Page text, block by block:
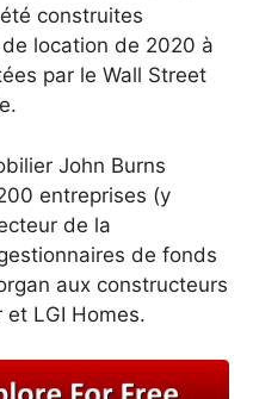
construites
location de 2020 à
par le Wall Street
John Burns
entreprises (y
de la
de fonds
aux constructeurs
LGI Homes.